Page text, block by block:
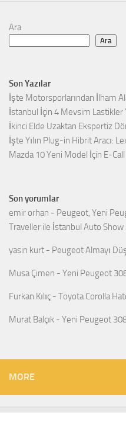
Ara
Ara
Son Yazılar
İşte Motorsporlarından İlham
İstanbul İçin 4 Mevsim Lastikler
İkinci Elde Uzaktan Ekspertiz
İşte Yılın Plug-in Hibrit Aracı:
Mazda 10 Yeni Model İçin E-
Son yorumlar
emir orhan - Peugeot, Yeni
Traveller ile İstanbul Auto Show
yasin kurt - Peugeot Almayı
Musa Çimen - Yeni Peugeot
Furkan Kılıç - Toyota Corolla
Murat Balçık - Yeni Peugeot
MORE